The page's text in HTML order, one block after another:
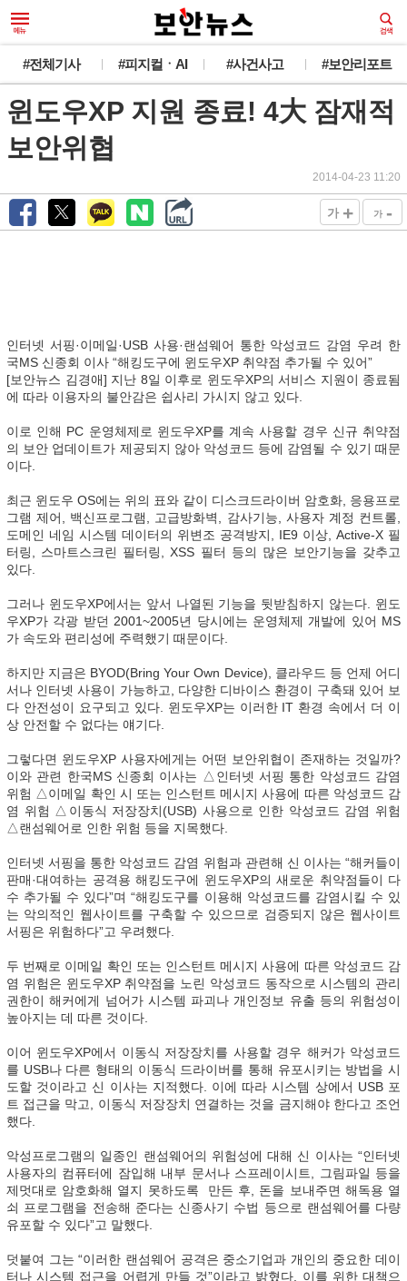
#전체기사 #피지컬ㆍAI #사건사고 #보안리포트
윈도우XP 지원 종료! 4大 잠재적
보안위협
2014-04-23 11:20
가 + 가 -
인터넷 서핑·이메일·USB 사용·랜섬웨어 통한 악성코드 감염 우려 한
국MS 신종회 이사 “해킹도구에 윈도우XP 취약점 추가될 수 있어”
[보안뉴스 김경애] 지난 8일 이후로 윈도우XP의 서비스 지원이 종료됨
에 따라 이용자의 불안감은 쉽사리 가시지 않고 있다.
이로 인해 PC 운영체제로 윈도우XP를 계속 사용할 경우 신규 취약점
의 보안 업데이트가 제공되지 않아 악성코드 등에 감염될 수 있기 때문
이다.
최근 윈도우 OS에는 위의 표와 같이 디스크드라이버 암호화, 응용프로
그램 제어, 백신프로그램, 고급방화벽, 감사기능, 사용자 계정 컨트롤,
도메인 네임 시스템 데이터의 위변조 공격방지, IE9 이상, Active-X 필
터링, 스마트스크린 필터링, XSS 필터 등의 많은 보안기능을 갖추고
있다.
그러나 윈도우XP에서는 앞서 나열된 기능을 뒷받침하지 않는다. 윈도
우XP가 각광 받던 2001~2005년 당시에는 운영체제 개발에 있어 MS
가 속도와 편리성에 주력했기 때문이다.
하지만 지금은 BYOD(Bring Your Own Device), 클라우드 등 언제 어디
서나 인터넷 사용이 가능하고, 다양한 디바이스 환경이 구축돼 있어 보
다 안전성이 요구되고 있다. 윈도우XP는 이러한 IT 환경 속에서 더 이
상 안전할 수 없다는 얘기다.
그렇다면 윈도우XP 사용자에게는 어떤 보안위협이 존재하는 것일까?
이와 관련 한국MS 신종회 이사는 △인터넷 서핑 통한 악성코드 감염
위험 △이메일 확인 시 또는 인스턴트 메시지 사용에 따른 악성코드 감
염 위험 △이동식 저장장치(USB) 사용으로 인한 악성코드 감염 위험
△랜섬웨어로 인한 위험 등을 지목했다.
인터넷 서핑을 통한 악성코드 감염 위험과 관련해 신 이사는 “해커들이
판매·대여하는 공격용 해킹도구에 윈도우XP의 새로운 취약점들이 다
수 추가될 수 있다”며 “해킹도구를 이용해 악성코드를 감염시킬 수 있
는 악의적인 웹사이트를 구축할 수 있으므로 검증되지 않은 웹사이트
서핑은 위험하다”고 우려했다.
두 번째로 이메일 확인 또는 인스턴트 메시지 사용에 따른 악성코드 감
염 위험은 윈도우XP 취약점을 노린 악성코드 동작으로 시스템의 관리
권한이 해커에게 넘어가 시스템 파괴나 개인정보 유출 등의 위험성이
높아지는 데 따른 것이다.
이어 윈도우XP에서 이동식 저장장치를 사용할 경우 해커가 악성코드
를 USB나 다른 형태의 이동식 드라이버를 통해 유포시키는 방법을 시
도할 것이라고 신 이사는 지적했다. 이에 따라 시스템 상에서 USB 포
트 접근을 막고, 이동식 저장장치 연결하는 것을 금지해야 한다고 조언
했다.
악성프로그램의 일종인 랜섬웨어의 위험성에 대해 신 이사는 “인터넷
사용자의 컴퓨터에 잠입해 내부 문서나 스프레이시트, 그림파일 등을
제멋대로 암호화해 열지 못하도록 만든 후, 돈을 보내주면 해독용 열
쇠 프로그램을 전송해 준다는 신종사기 수법 등으로 랜섬웨어를 다량
유포할 수 있다”고 말했다.
덧붙여 그는 “이러한 랜섬웨어 공격은 중소기업과 개인의 중요한 데이
터나 시스템 접근을 어렵게 만들 것”이라고 밝혔다. 이를 위한 대책으